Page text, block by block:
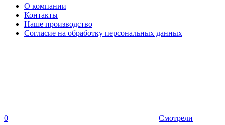
О компании
Контакты
Наше производство
Согласие на обработку персональных данных
0 Смотрели